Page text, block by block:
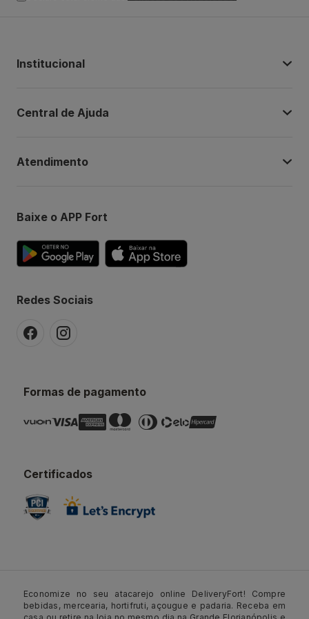
Institucional
Central de Ajuda
Atendimento
Baixe o APP Fort
Redes Sociais
Formas de pagamento
Certificados
Economize no seu atacarejo online DeliveryFort! Compre
bebidas, mercearia, hortifruti, açougue e padaria. Receba em